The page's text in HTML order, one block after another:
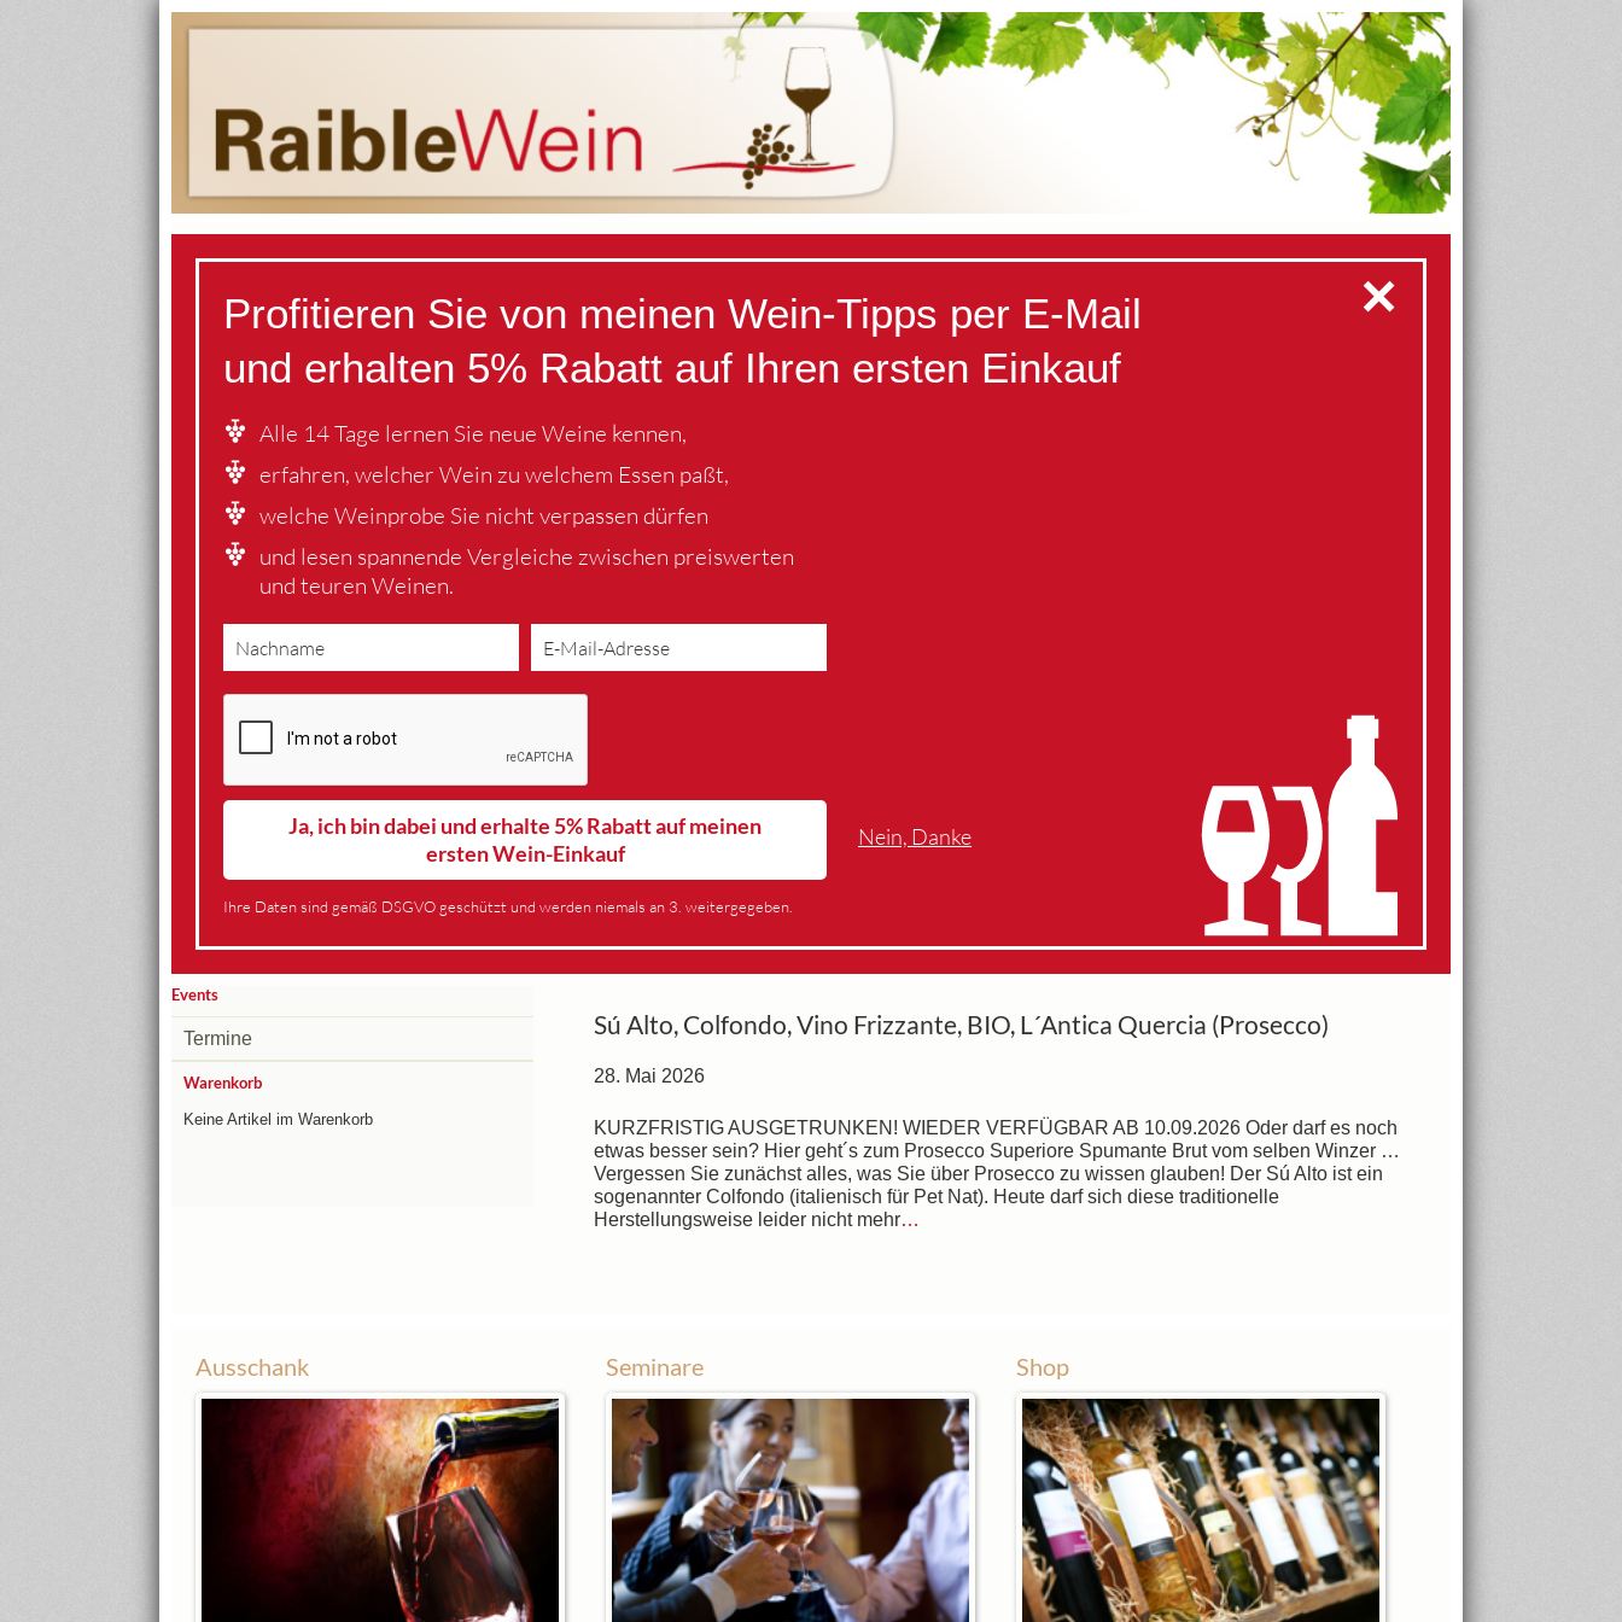
✕
Profitieren Sie von meinen Wein-Tipps per E-Mail
und erhalten 5% Rabatt auf Ihren ersten Einkauf
Alle 14 Tage lernen Sie neue Weine kennen,
erfahren, welcher Wein zu welchem Essen paßt,
welche Weinprobe Sie nicht verpassen dürfen
und lesen spannende Vergleiche zwischen preiswerten
und teuren Weinen.
Ja, ich bin dabei und erhalte 5% Rabatt auf meinen
ersten Wein-Einkauf
Nein, Danke
Ihre Daten sind gemäß DSGVO geschützt und werden niemals an 3. weitergegeben.
Sú Alto, Colfondo, Vino Frizzante, BIO, L´Antica Quercia (Prosecco)
28. Mai 2026
KURZFRISTIG AUSGETRUNKEN! WIEDER VERFÜGBAR AB 10.09.2026 Oder darf es noch
etwas besser sein? Hier geht´s zum Prosecco Superiore Spumante Brut vom selben Winzer …
Vergessen Sie zunächst alles, was Sie über Prosecco zu wissen glauben! Der Sú Alto ist ein
sogenannter Colfondo (italienisch für Pet Nat). Heute darf sich diese traditionelle
Herstellungsweise leider nicht mehr…
Events
Termine
Warenkorb
Keine Artikel im Warenkorb
Ausschank Seminare Shop